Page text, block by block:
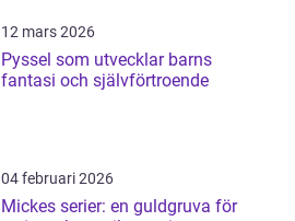
12 mars 2026
Pyssel som utvecklar barns
fantasi och självförtroende
04 februari 2026
Mickes serier: en guldgruva för